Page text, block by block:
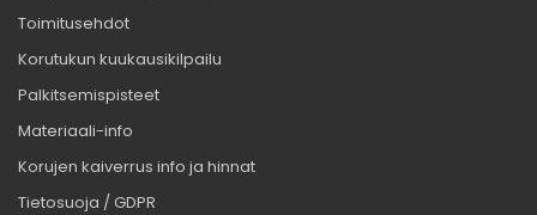
Toimitusehdot
Korutukun kuukausikilpailu
Palkitsemispisteet
Materiaali-info
Korujen kaiverrus info ja hinnat
Tietosuoja / GDPR